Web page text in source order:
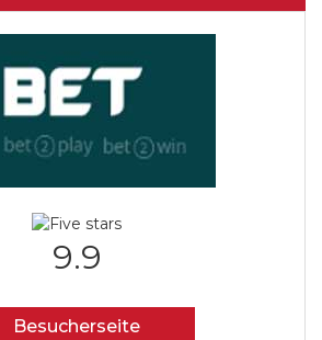
9.9
Besucherseite